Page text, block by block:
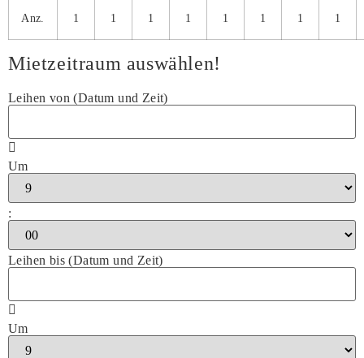
Anz. 1 1 1 1 1 1 1 1
Mietzeitraum auswählen!
Leihen von (Datum und Zeit)
Um
:
Leihen bis (Datum und Zeit)
Um